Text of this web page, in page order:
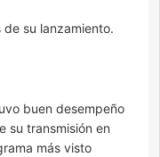
su lanzamiento.
buen desempeño
su transmisión en
más visto